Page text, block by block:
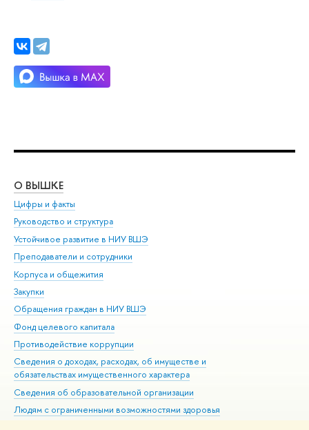
О ВЫШКЕ
Цифры и факты
Руководство и структура
Устойчивое развитие в НИУ ВШЭ
Преподаватели и сотрудники
Корпуса и общежития
Закупки
Обращения граждан в НИУ ВШЭ
Фонд целевого капитала
Противодействие коррупции
Сведения о доходах, расходах, об имуществе и
обязательствах имущественного характера
Сведения об образовательной организации
Людям с ограниченными возможностями здоровья